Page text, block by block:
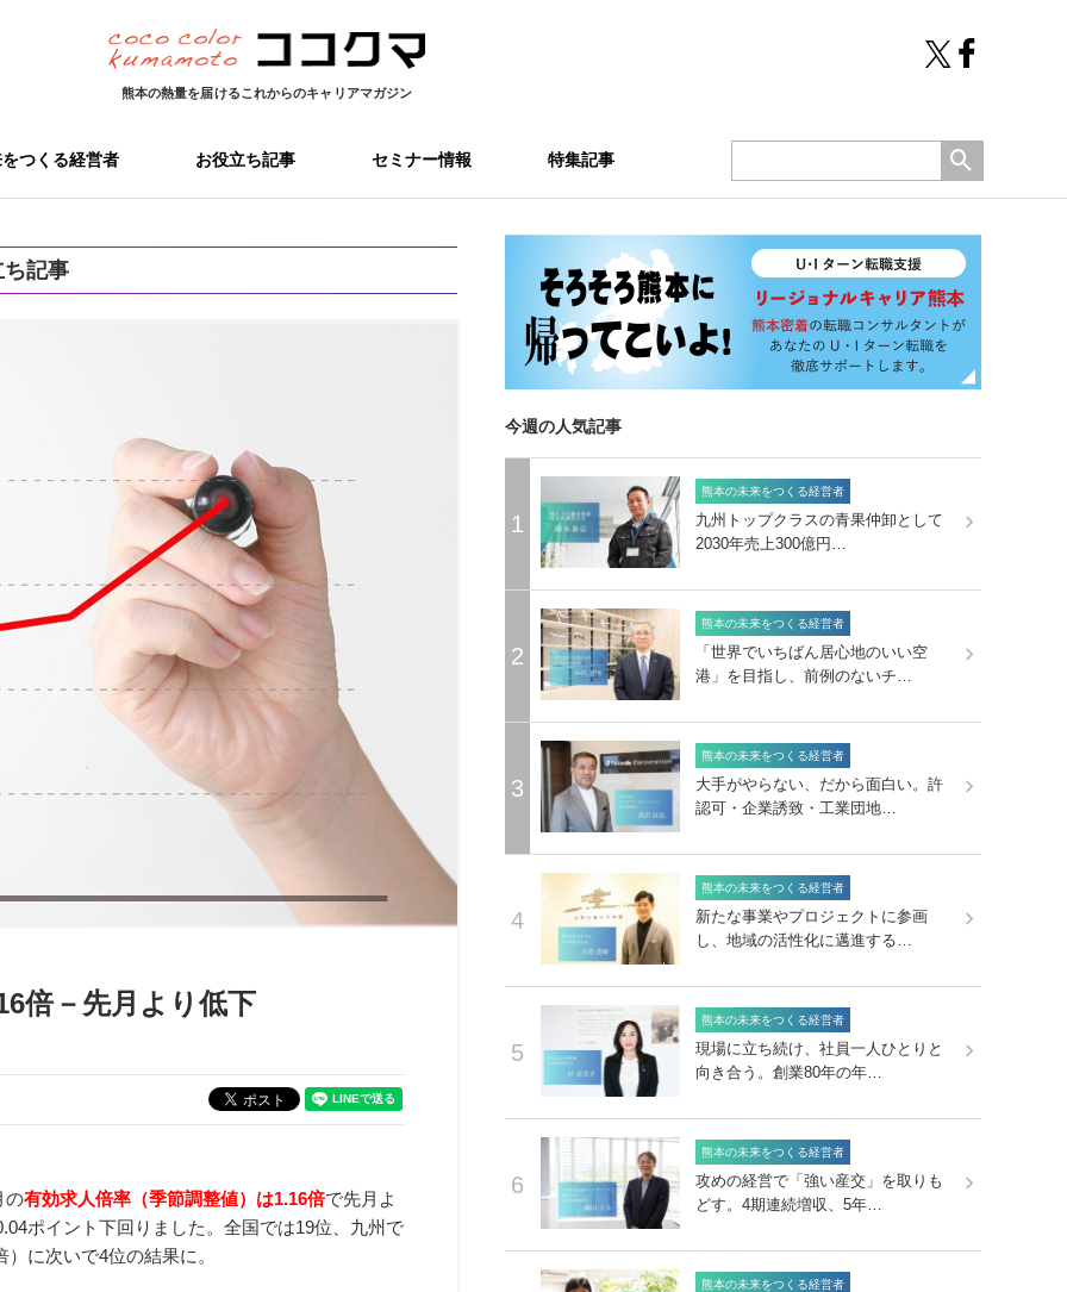
熊本の熱量を届けるこれからのキャリアマガジン
つくる経営者 お役立ち記事 セミナー情報 特集記事
記事
倍－先月より低下
の有効求人倍率（季節調整値）は1.16倍で先月よ
ポイント下回りました。全国では19位、九州で
に次いで4位の結果に。
今週の人気記事
1
熊本の未来をつくる経営者
九州トップクラスの青果仲卸として
2030年売上300億円…
2
熊本の未来をつくる経営者
「世界でいちばん居心地のいい空
港」を目指し、前例のないチ…
3
熊本の未来をつくる経営者
大手がやらない、だから面白い。許
認可・企業誘致・工業団地…
4
熊本の未来をつくる経営者
新たな事業やプロジェクトに参画
し、地域の活性化に邁進する…
5
熊本の未来をつくる経営者
現場に立ち続け、社員一人ひとりと
向き合う。創業80年の年…
6
熊本の未来をつくる経営者
攻めの経営で「強い産交」を取りも
どす。4期連続増収、5年…
熊本の未来をつくる経営者